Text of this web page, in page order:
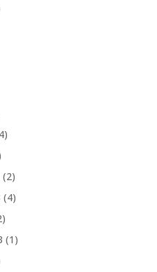
(2)
(4)
(1)